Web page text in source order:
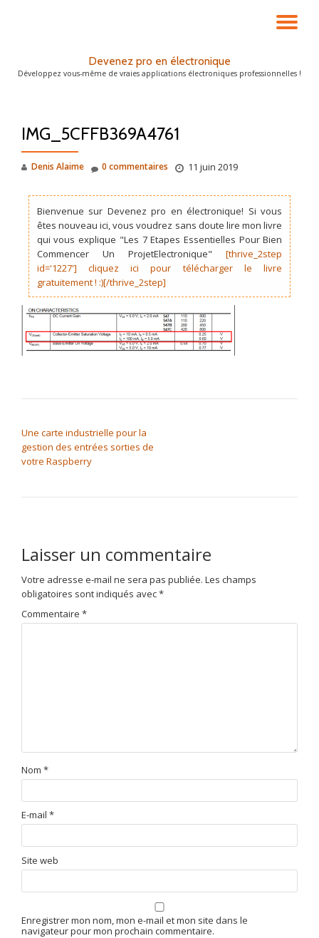
LA
Devenez pro en électronique
Développez vous-même de vraies applications électroniques professionnelles !
IMG_5CFFB369A4761
Denis Alaime 11 juin 2019
0 commentaires
Bienvenue sur Devenez pro en électronique! Si vous
êtes nouveau ici, vous voudrez sans doute lire mon livre
qui vous explique "Les 7 Etapes Essentielles Pour Bien
Commencer Un ProjetElectronique"[thrive_2step
id='1227'] cliquez ici pour télécharger le livre
gratuitement ! :)[/thrive_2step]
Une carte industrielle pour la
gestion des entrées sorties de
votre Raspberry
Laisser un commentaire
Votre adresse e-mail ne sera pas publiée. Les champs
obligatoires sont indiqués avec*
Commentaire *
Nom *
E-mail *
Site web
Enregistrer mon nom, mon e-mail et mon site dans le
navigateur pour mon prochain commentaire.